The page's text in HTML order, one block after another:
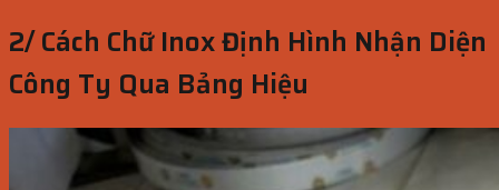
2/ Cách Chữ Inox Định Hình Nhận Diện
Công Ty Qua Bảng Hiệu